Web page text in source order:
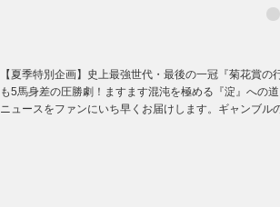
【夏季特別企画】史上最強世代・最後の一冠『菊花賞
も5馬身差の圧勝劇！ますます混沌を極める『淀』への
ニュースをファンにいち早くお届けします。ギャンブル